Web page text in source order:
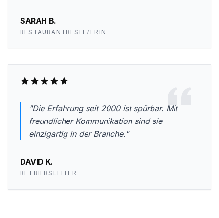
SARAH B.
RESTAURANTBESITZERIN
"Die Erfahrung seit 2000 ist spürbar. Mit
freundlicher Kommunikation sind sie
einzigartig in der Branche."
DAVID K.
BETRIEBSLEITER